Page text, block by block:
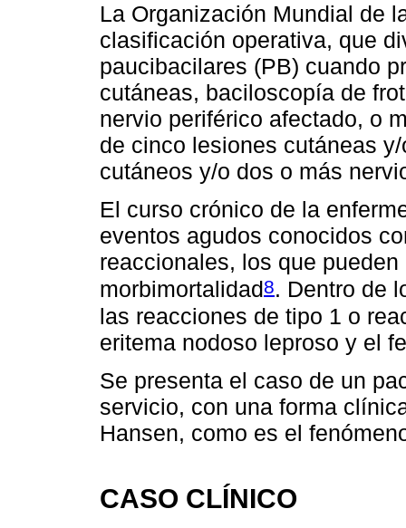
La Organización Mundial de
clasificación operativa, que
paucibacilares (PB) cuando
cutáneas, baciloscopía de
nervio periférico afectado, o
de cinco lesiones cutáneas
cutáneos y/o dos o más
El curso crónico de la
eventos agudos conocidos
reaccionales, los que
morbimortalidad8. Dentro de
las reacciones de tipo 1 o
eritema nodoso leproso y el
Se presenta el caso de un
servicio, con una forma
Hansen, como es el
CASO CLÍNICO